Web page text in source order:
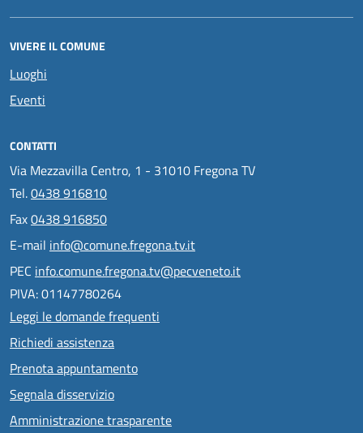
VIVERE IL COMUNE
Luoghi
Eventi
CONTATTI
Via Mezzavilla Centro, 1 - 31010 Fregona TV
Tel.0438 916810
Fax0438 916850
E-mail info@comune.fregona.tv.it
PEC info.comune.fregona.tv@pecveneto.it
PIVA: 01147780264
Leggi le domande frequenti
Richiedi assistenza
Prenota appuntamento
Segnala disservizio
Amministrazione trasparente